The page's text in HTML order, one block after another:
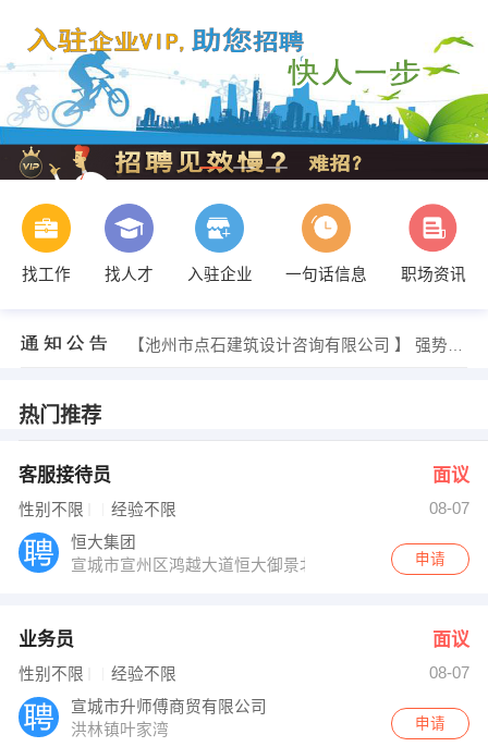
找工作 找人才 入驻企业 一句话信息
职场资讯
【池州市点石建筑设计咨询有限公司 】 强势入驻
罗超 发布 [驾驶员 ] 招聘信息
【苏丽】 强势入驻
热门推荐
客服接待员 面议
性别不限 经验不限
08-07
恒大集团
宣城市宣州区鸿越大道恒大御景北大门
申请
业务员 面议
性别不限 经验不限
08-07
宣城市升师傅商贸有限公司
洪林镇叶家湾
申请